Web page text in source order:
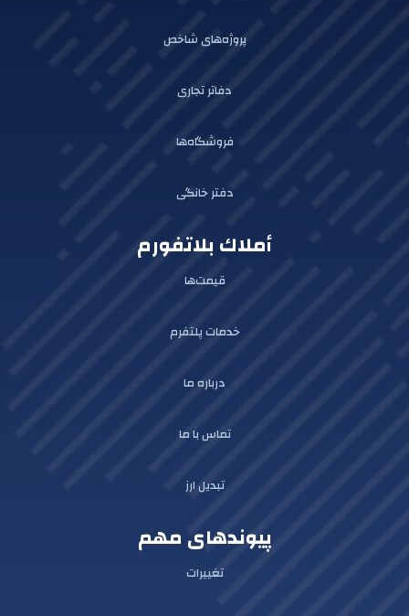
پروژه‌های شاخص
دفاتر تجاری
فروشگاه‌ها
دفتر خانگی
أملاك بلاتفورم
قیمت‌ها
خدمات پلتفرم
درباره ما
تماس با ما
تبدیل ارز
پیوندهای مهم
تغییرات